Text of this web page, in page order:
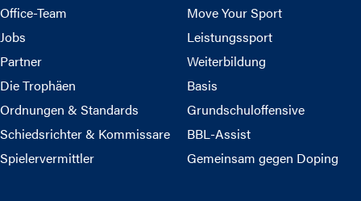
Office-Team
Jobs
Partner
Die Trophäen
Ordnungen & Standards
Schiedsrichter & Kommissare
Spielervermittler
Move Your Sport
Leistungssport
Weiterbildung
Basis
Grundschuloffensive
BBL-Assist
Gemeinsam gegen Doping